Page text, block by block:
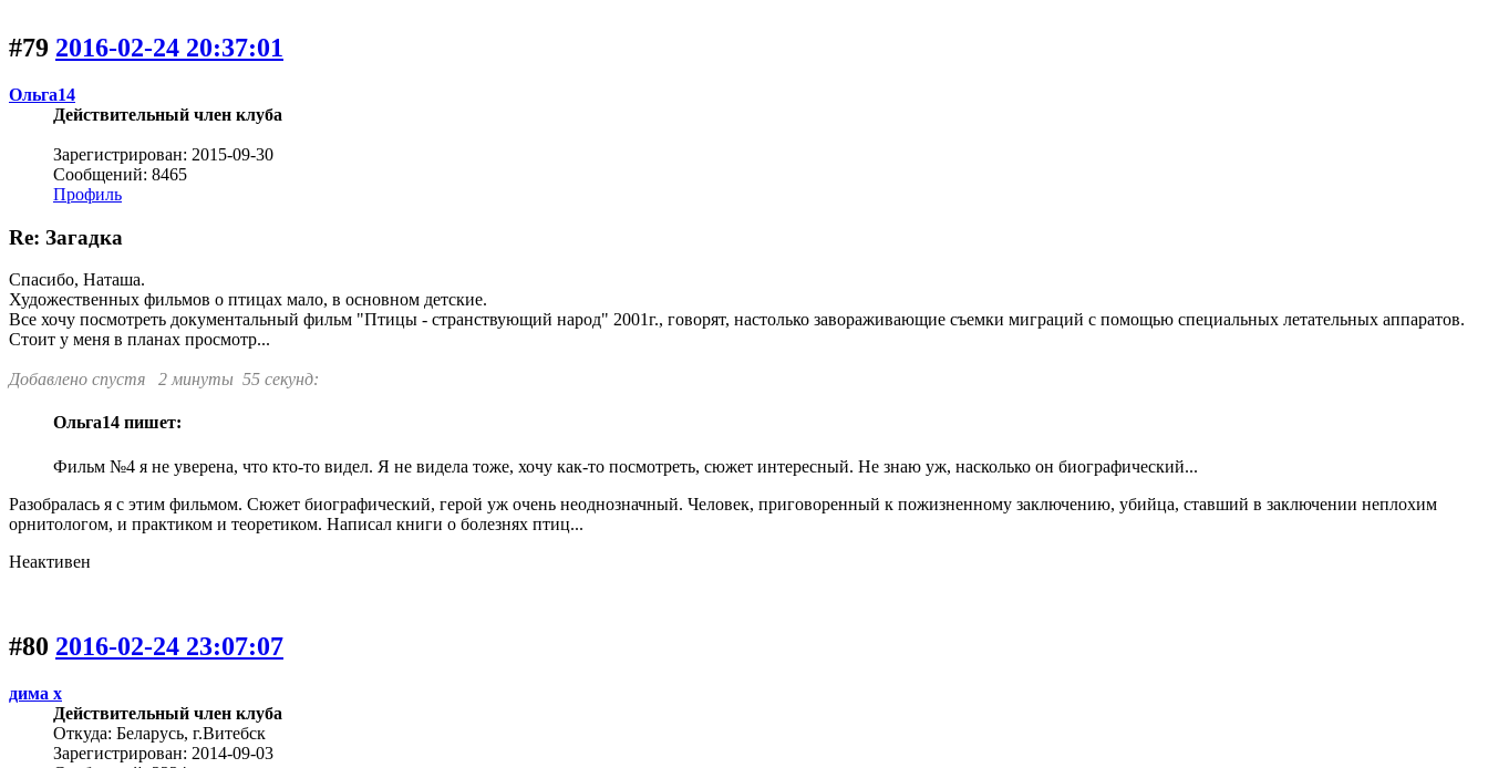
#79 2016-02-24 20:37:01
Ольга14
Действительный член клуба
Зарегистрирован: 2015-09-30
Сообщений: 8465
Профиль
Re: Загадка
Спасибо, Наташа.
Художественных фильмов о птицах мало, в основном детские.
Все хочу посмотреть документальный фильм "Птицы - странствующий народ" 2001г., говорят, настолько завораживающие съемки миграций с помощью специальных летательных аппаратов.
Стоит у меня в планах просмотр...
Добавлено спустя 2 минуты 55 секунд:
Ольга14 пишет:
Фильм №4 я не уверена, что кто-то видел. Я не видела тоже, хочу как-то посмотреть, сюжет интересный. Не знаю уж, насколько он биографический...
Разобралась я с этим фильмом. Сюжет биографический, герой уж очень неоднозначный. Человек, приговоренный к пожизненному заключению, убийца, ставший в заключении неплохим
орнитологом, и практиком и теоретиком. Написал книги о болезнях птиц...
Неактивен
#80 2016-02-24 23:07:07
дима х
Действительный член клуба
Откуда: Беларусь, г.Витебск
Зарегистрирован: 2014-09-03